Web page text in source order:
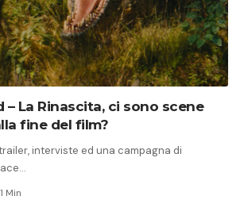
– La Rinascita, ci sono scene
fine del film?
interviste ed una campagna di
1 Min